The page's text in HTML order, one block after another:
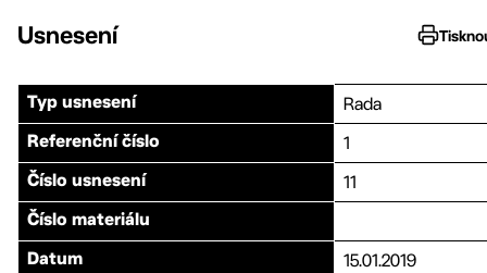
Usnesení
Typ usnesení Rada
Referenční číslo 1
Číslo usnesení 11
Číslo materiálu
Datum 15.01.2019